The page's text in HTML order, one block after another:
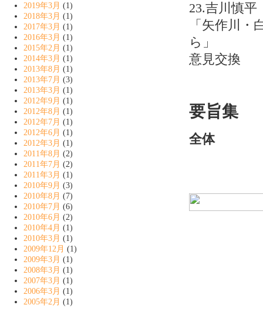
2019年3月 (1)
2018年3月 (1)
2017年3月 (1)
2016年3月 (1)
2015年2月 (1)
2014年3月 (1)
2013年8月 (1)
2013年7月 (3)
2013年3月 (1)
2012年9月 (1)
2012年8月 (1)
2012年7月 (1)
2012年6月 (1)
2012年3月 (1)
2011年8月 (2)
2011年7月 (2)
2011年3月 (1)
2010年9月 (3)
2010年8月 (7)
2010年7月 (6)
2010年6月 (2)
2010年4月 (1)
2010年3月 (1)
2009年12月 (1)
2009年3月 (1)
2008年3月 (1)
2007年3月 (1)
2006年3月 (1)
2005年2月 (1)
23.吉川慎
「矢作川
ら」
意見交換
要旨集
全体